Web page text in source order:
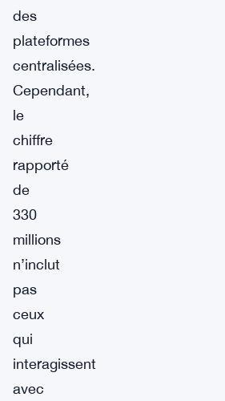
des
plateformes
centralisées.
Cependant,
le
chiffre
rapporté
de
330
millions
n’inclut
pas
ceux
qui
interagissent
avec